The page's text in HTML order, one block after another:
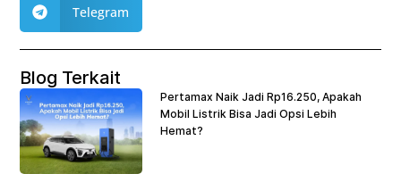
Telegram
Blog Terkait
Pertamax Naik Jadi Rp16.250, Apakah
Mobil Listrik Bisa Jadi Opsi Lebih
Hemat?